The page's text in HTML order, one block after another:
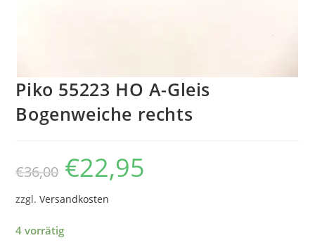
Piko 55223 HO A-Gleis
Bogenweiche rechts
€36,00 €22,95
zzgl.Versandkosten
4 vorrätig